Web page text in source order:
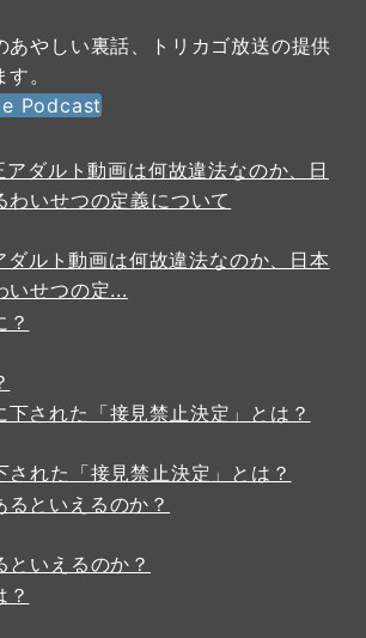
あやしい裏話、トリカゴ放送の提供
。
Podcast
ダルト動画は何故違法なのか、日本
いせつの定...
された「接見禁止決定」とは？
いえるのか？